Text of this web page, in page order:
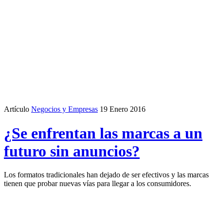
Artículo Negocios y Empresas 19 Enero 2016
¿Se enfrentan las marcas a un
futuro sin anuncios?
Los formatos tradicionales han dejado de ser efectivos y las marcas
tienen que probar nuevas vías para llegar a los consumidores.